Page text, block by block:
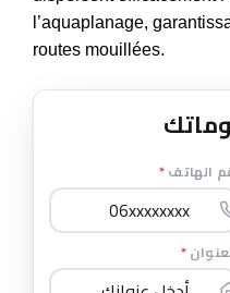
l’aquaplanage,
routes mouillées.
الهاتف*
*